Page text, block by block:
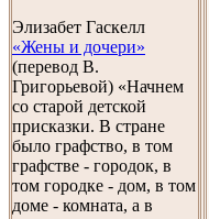
Элизабет Гаскелл
«Жены и дочери»
(перевод В.
Григорьевой) «Начнем
со старой детской
присказки. В стране
было графство, в том
графстве - городок, в
том городке - дом, в том
доме - комната, а в